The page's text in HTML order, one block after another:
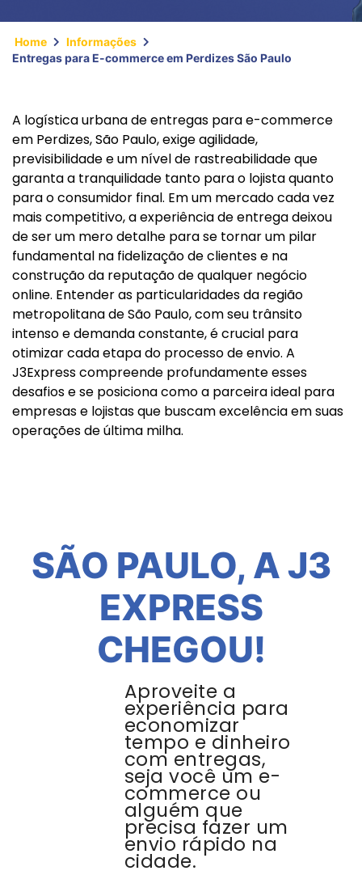
Home
Informações
Entregas para E-commerce em Perdizes São Paulo
A logística urbana de entregas para e-commerce
em Perdizes, São Paulo, exige agilidade,
previsibilidade e um nível de rastreabilidade que
garanta a tranquilidade tanto para o lojista quanto
para o consumidor final. Em um mercado cada vez
mais competitivo, a experiência de entrega deixou
de ser um mero detalhe para se tornar um pilar
fundamental na fidelização de clientes e na
construção da reputação de qualquer negócio
online. Entender as particularidades da região
metropolitana de São Paulo, com seu trânsito
intenso e demanda constante, é crucial para
otimizar cada etapa do processo de envio. A
J3Express compreende profundamente esses
desafios e se posiciona como a parceira ideal para
empresas e lojistas que buscam excelência em suas
operações de última milha.
SÃO PAULO, A J3
EXPRESS
CHEGOU!
Aproveite a
experiência para
economizar
tempo e dinheiro
com entregas,
seja você um e-
commerce ou
alguém que
precisa fazer um
envio rápido na
cidade.